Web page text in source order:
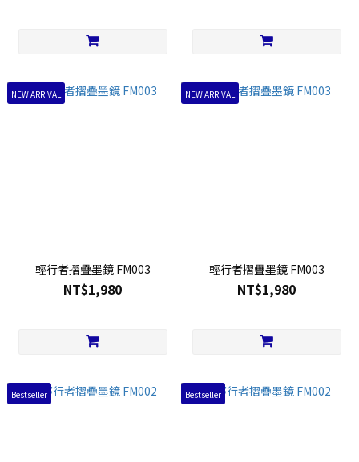
NEW ARRIVAL
輕行者摺疊墨鏡 FM003
NT$1,980
NEW ARRIVAL
輕行者摺疊墨鏡 FM003
NT$1,980
Bestseller Bestseller